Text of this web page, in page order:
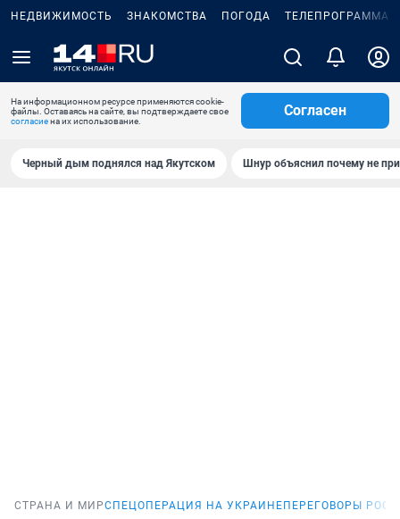
НЕДВИЖИМОСТЬ ЗНАКОМСТВА ПОГОДА ТЕЛЕПРОГРАММА
На информационном ресурсе применяются cookie-
файлы. Оставаясь на сайте, вы подтверждаете свое
согласиена их использование.
Согласен
Черный дым поднялся над Якутском Шнур объяснил почему не
СТРАНА И МИРСПЕЦОПЕРАЦИЯ НА УКРАИНЕ ПЕРЕГОВОРЫ